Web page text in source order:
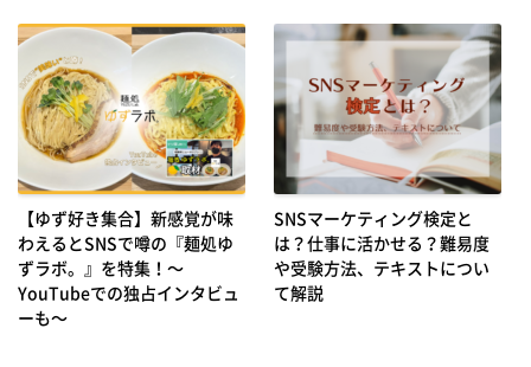
【ゆず好き集合】新感覚が味
わえるとSNSで噂の『麺処ゆ
ずラボ。』を特集！～
YouTubeでの独占インタビュ
ーも～
SNSマーケティング検定と
は？仕事に活かせる？難易度
や受験方法、テキストについ
て解説